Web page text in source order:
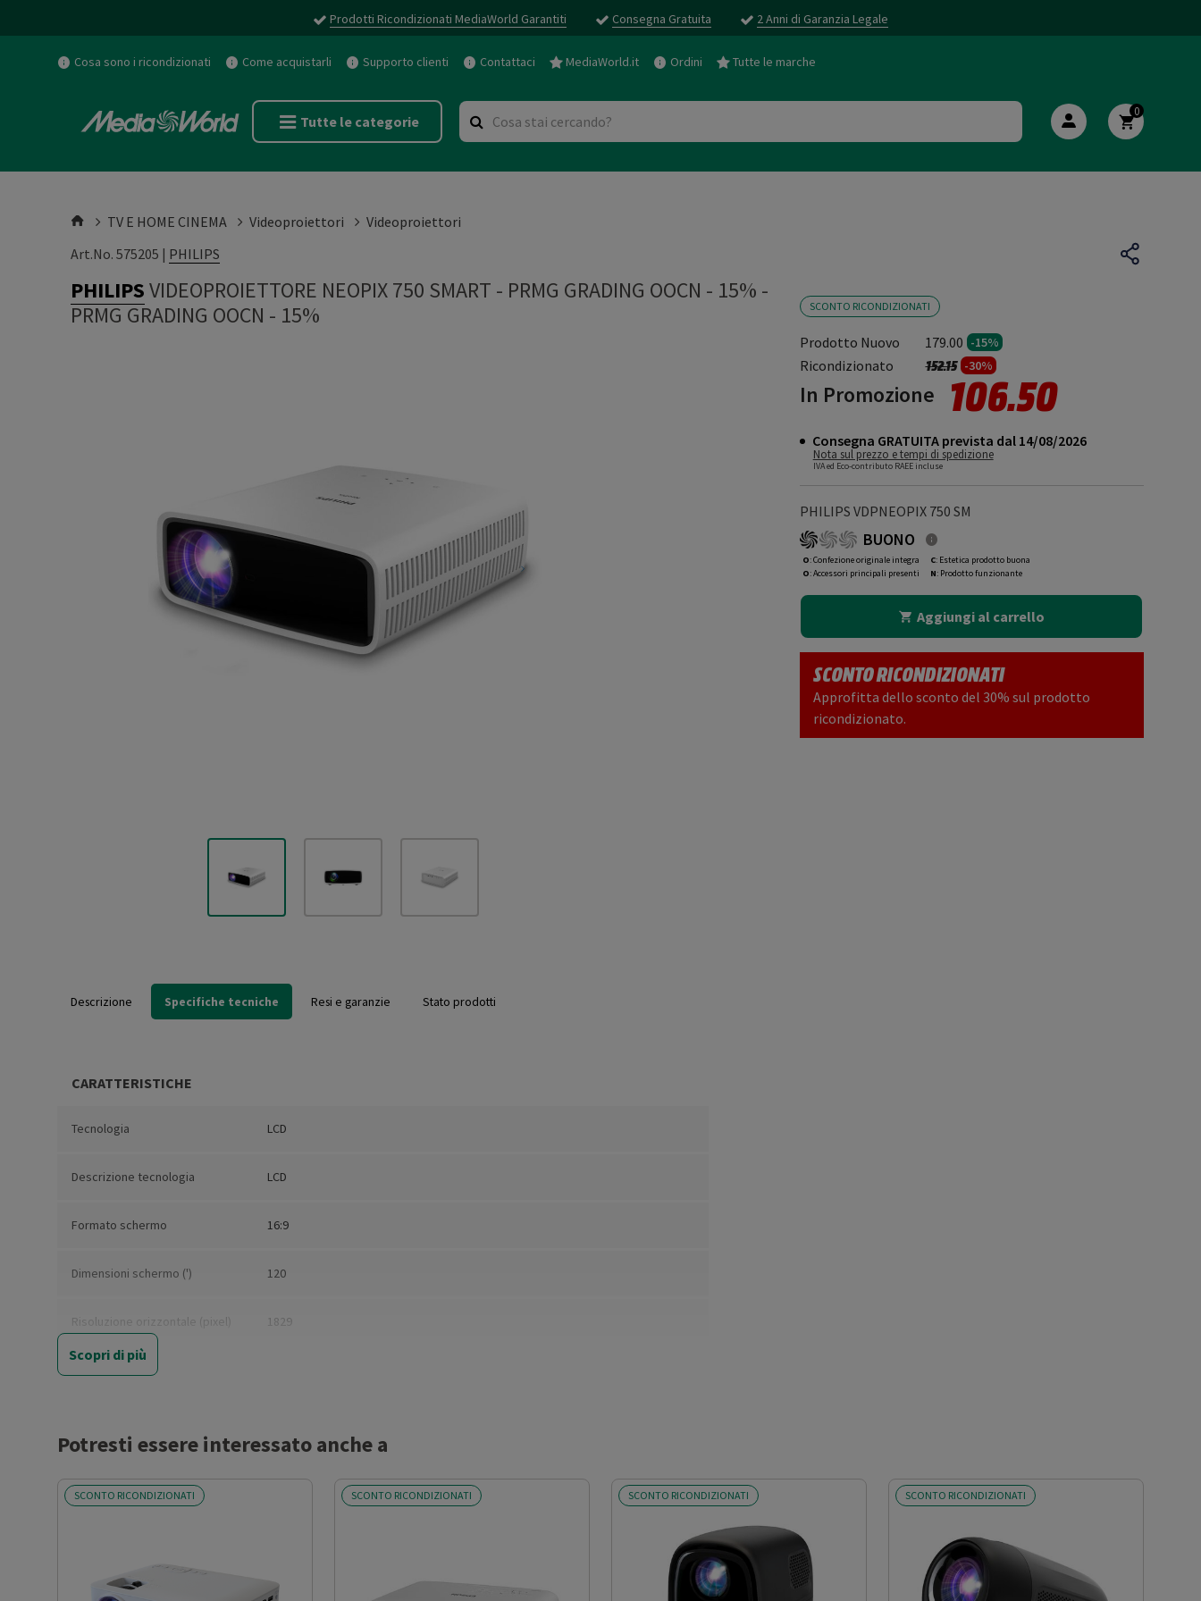
Prodotti Ricondizionati MediaWorld Garantiti Consegna Gratuita 2 Anni di Garanzia Legale
Cosa sono i ricondizionati Come acquistarli Supporto clienti Contattaci MediaWorld.it Ordini Tutte le marche
Tutte le categorie
0
TV E HOME CINEMA Videoproiettori
Videoproiettori
Art.No. 575205 | PHILIPS
PHILIPSVIDEOPROIETTORE NEOPIX 750 SMART - PRMG GRADING OOCN - 15% -
PRMG GRADING OOCN - 15%
SCONTO RICONDIZIONATI
Prodotto Nuovo 179.00 -15%
Ricondizionato Prezzo ridotto da
152.15a-30%
In Promozione 106.50
Consegna GRATUITA prevista dal 14/08/2026
Nota sul prezzo e tempi di spedizione
IVA ed Eco-contributo RAEE incluse
PHILIPS VDPNEOPIX 750 SM
BUONO
O: Confezione originale integra
O: Accessori principali presenti
C: Estetica prodotto buona
N: Prodotto funzionante
Aggiungi al carrello
SCONTO RICONDIZIONATI
Approfitta dello sconto del 30% sul prodotto
ricondizionato.
Descrizione Specifiche tecniche Resi e garanzie Stato prodotti
CARATTERISTICHE
Tecnologia LCD
Descrizione tecnologia LCD
Formato schermo 16:9
Dimensioni schermo (') 120
Risoluzione orizzontale (pixel) 1829
Risoluzione verticale (pixel)
Scopri di più
Potresti essere interessato anche a
SCONTO RICONDIZIONATI SCONTO RICONDIZIONATI SCONTO RICONDIZIONATI SCONTO RICONDIZIONATI